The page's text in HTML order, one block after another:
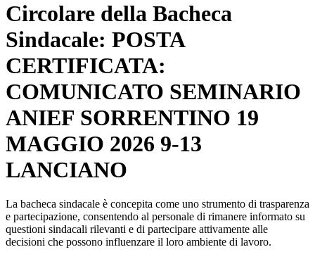
Circolare della Bacheca
Sindacale: POSTA
CERTIFICATA:
COMUNICATO SEMINARIO
ANIEF SORRENTINO 19
MAGGIO 2026 9-13
LANCIANO
La bacheca sindacale è concepita come uno strumento di trasparenza
e partecipazione, consentendo al personale di rimanere informato su
questioni sindacali rilevanti e di partecipare attivamente alle
decisioni che possono influenzare il loro ambiente di lavoro.